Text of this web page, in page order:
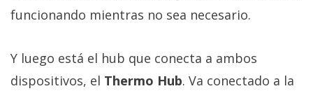
funcionando mientras no sea necesario.
Y luego está el hub que conecta a ambos
dispositivos, el Thermo Hub. Va conectado a la